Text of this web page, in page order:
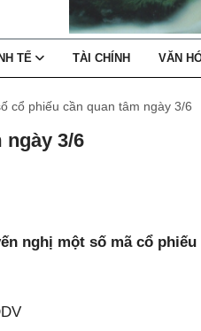
TẾ TÀI CHÍNH VĂN
cổ phiếu cần quan tâm ngày 3/6
ngày 3/6
nghị một số mã cổ